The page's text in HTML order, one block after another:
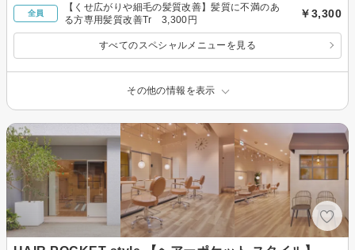
全員
【くせ広がりや細毛の髪質改善】髪質に不満のあ
る方専用髪質改善Tr 3,300円
￥3,300
すべてのスペシャルメニューを見る
その他の情報を表示